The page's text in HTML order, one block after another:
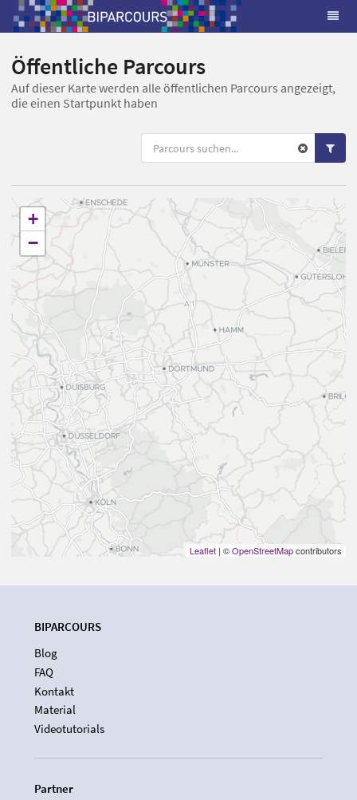
Öffentliche Parcours
Auf dieser Karte werden alle öffentlichen Parcours angezeigt,
die einen Startpunkt haben
+
−
Leaflet | ©OpenStreetMapcontributors
BIPARCOURS
Blog
FAQ
Kontakt
Material
Videotutorials
Partner